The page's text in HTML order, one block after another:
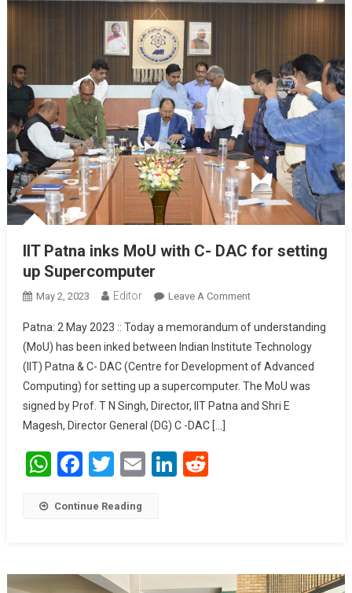
IIT Patna inks MoU with C- DAC for setting
up Supercomputer
May 2, 2023 Editor Leave A CommentOn IIT Patna Inks
For Setting Up
Supercomputer
Patna: 2 May 2023 :: Today a memorandum of understanding
(MoU) has been inked between Indian Institute Technology
(IIT) Patna & C- DAC (Centre for Development of Advanced
Computing) for setting up a supercomputer. The MoU was
signed by Prof. T N Singh, Director, IIT Patna and Shri E
Magesh, Director General (DG) C -DAC […]
WhatsApp
Facebook
Twitter
EmailLinkedIn
Reddit
Continue Reading